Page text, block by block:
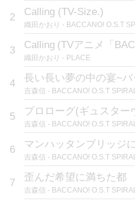
2 Calling (TV-Size.)
織田かおり - BACCANO! O.S.T
3 Calling (TVアニメ「
織田かおり - PLACE
4 長い長い夢の中の宴~
吉森信 - BACCANO! O.S.T
5 プロローグ(ギュスター
吉森信 - BACCANO! O.S.T
6 マンハッタンブリッジ
吉森信 - BACCANO! O.S.T
7 歪んだ希望に満ちた都
吉森信 - BACCANO! O.S.T